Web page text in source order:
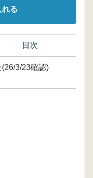
れる
目次
3/23確認)